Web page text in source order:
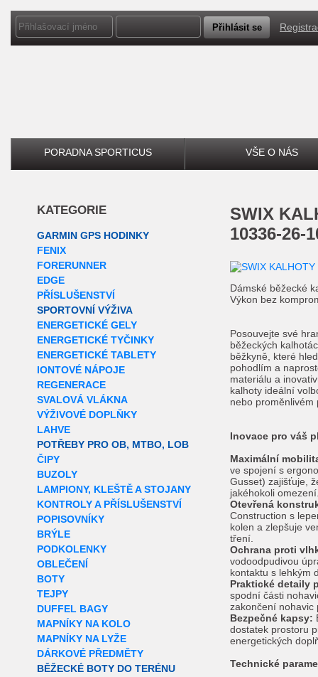
PORADNA SPORTICUS VŠE O NÁS
KATEGORIE
GARMIN GPS HODINKY
FENIX
FORERUNNER
EDGE
PŘÍSLUŠENSTVÍ
SPORTOVNÍ VÝŽIVA
ENERGETICKÉ GELY
ENERGETICKÉ TYČINKY
ENERGETICKÉ TABLETY
IONTOVÉ NÁPOJE
REGENERACE
SVALOVÁ VLÁKNA
VÝŽIVOVÉ DOPLŇKY
LAHVE
POTŘEBY PRO OB, MTBO, LOB
ČIPY
BUZOLY
LAMPIONY, KLEŠTĚ A STOJANY
KONTROLY A PŘÍSLUŠENSTVÍ
POPISOVNÍKY
BRÝLE
PODKOLENKY
OBLEČENÍ
BOTY
TEJPY
DUFFEL BAGY
MAPNÍKY NA KOLO
MAPNÍKY NA LYŽE
DÁRKOVÉ PŘEDMĚTY
BĚŽECKÉ BOTY DO TERÉNU
SWIX
10336-26-
Dámské běžecké
Výkon bez
Posouvejte své
běžeckých
běžkyně, které
pohodlím a
materiálu a
kalhoty ideální
nebo proměnlivém
Inovace pro váš
Maximální
ve spojení s
Gusset) zajišťuje,
jakéhokoli
Otevřená
Construction s
kolen a zlepšuje
tření.
Ochrana proti
vodoodpudivou
kontaktu s lehkým
Praktické detaily
spodní části
zakončení nohavic
Bezpečné kapsy:
dostatek prostoru
energetických
Technické